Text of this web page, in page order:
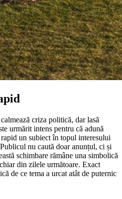
criza politică, dar lasă
urmărit intens pentru că adună
un subiect în topul interesului
nu caută doar anunțul, ci și
schimbare rămâne una simbolică
din zilele următoare. Exact
de ce tema a urcat atât de puternic